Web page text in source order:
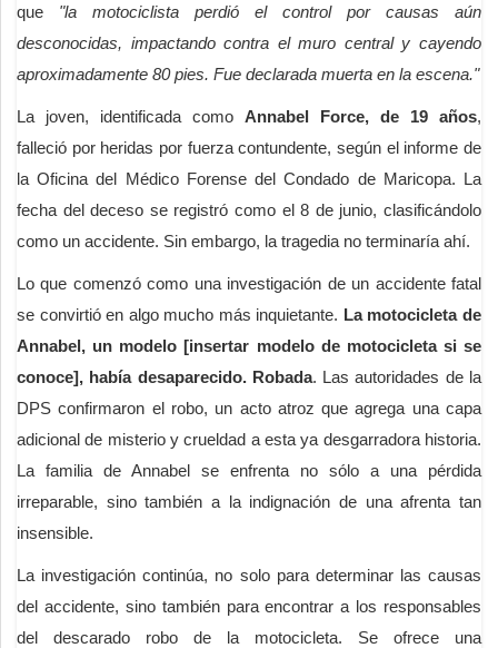
que "la motociclista perdió el control por causas aún
desconocidas, impactando contra el muro central y cayendo
aproximadamente 80 pies. Fue declarada muerta en la escena."
La joven, identificada como Annabel Force, de 19 años,
falleció por heridas por fuerza contundente, según el informe de
la Oficina del Médico Forense del Condado de Maricopa. La
fecha del deceso se registró como el 8 de junio, clasificándolo
como un accidente. Sin embargo, la tragedia no terminaría ahí.
Lo que comenzó como una investigación de un accidente fatal
se convirtió en algo mucho más inquietante. La motocicleta de
Annabel, un modelo [insertar modelo de motocicleta si se
conoce], había desaparecido. Robada. Las autoridades de la
DPS confirmaron el robo, un acto atroz que agrega una capa
adicional de misterio y crueldad a esta ya desgarradora historia.
La familia de Annabel se enfrenta no sólo a una pérdida
irreparable, sino también a la indignación de una afrenta tan
insensible.
La investigación continúa, no solo para determinar las causas
del accidente, sino también para encontrar a los responsables
del descarado robo de la motocicleta. Se ofrece una